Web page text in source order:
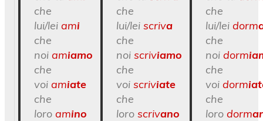
che
lui/lei ami
che
noi amiamo
che
voi amiate
che
loro amino
che
lui/lei scriva
che
noi scriviamo
che
voi scriviate
che
loro scrivano
che
lui/lei dorm
che
noi dorm
che
voi dorm
che
lorodorm